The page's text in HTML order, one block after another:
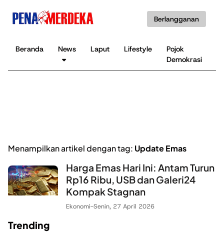
Berlangganan
Beranda News Laput Lifestyle
Pojok
Demokrasi
Menampilkan artikel dengan tag: Update Emas
Harga Emas Hari Ini: Antam Turun
Rp16 Ribu, USB dan Galeri24
Kompak Stagnan
Ekonomi-Senin, 27 April 2026
Trending